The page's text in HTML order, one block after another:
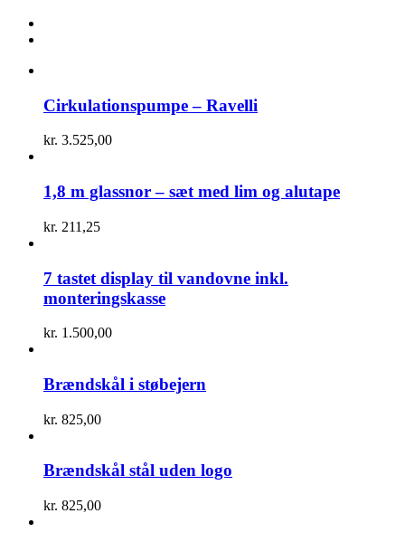
Cirkulationspumpe – Ravelli
kr. 3.525,00
1,8 m glassnor – sæt med lim og alutape
kr. 211,25
7 tastet display til vandovne inkl.
monteringskasse
kr. 1.500,00
Brændskål i støbejern
kr. 825,00
Brændskål stål uden logo
kr. 825,00